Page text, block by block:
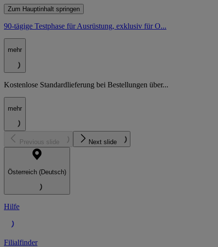
Zum Hauptinhalt springen
90-tägige Testphase für Ausrüstung, exklusiv für O...
mehr
Kostenlose Standardlieferung bei Bestellungen über...
mehr
Previous slide Next slide
Österreich (Deutsch)
Hilfe
Filialfinder